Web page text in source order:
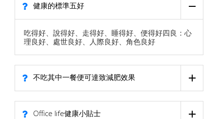
健康的標準五好
吃得好、說得好、走得好、睡得好、便得好四良：心
理良好、處世良好、人際良好、角色良好
不吃其中一餐便可達致減肥效果
Office life健康小貼士